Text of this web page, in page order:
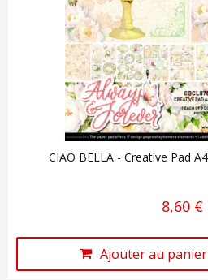
CIAO BELLA - Creative Pad
8,60 €
Ajouter au panier